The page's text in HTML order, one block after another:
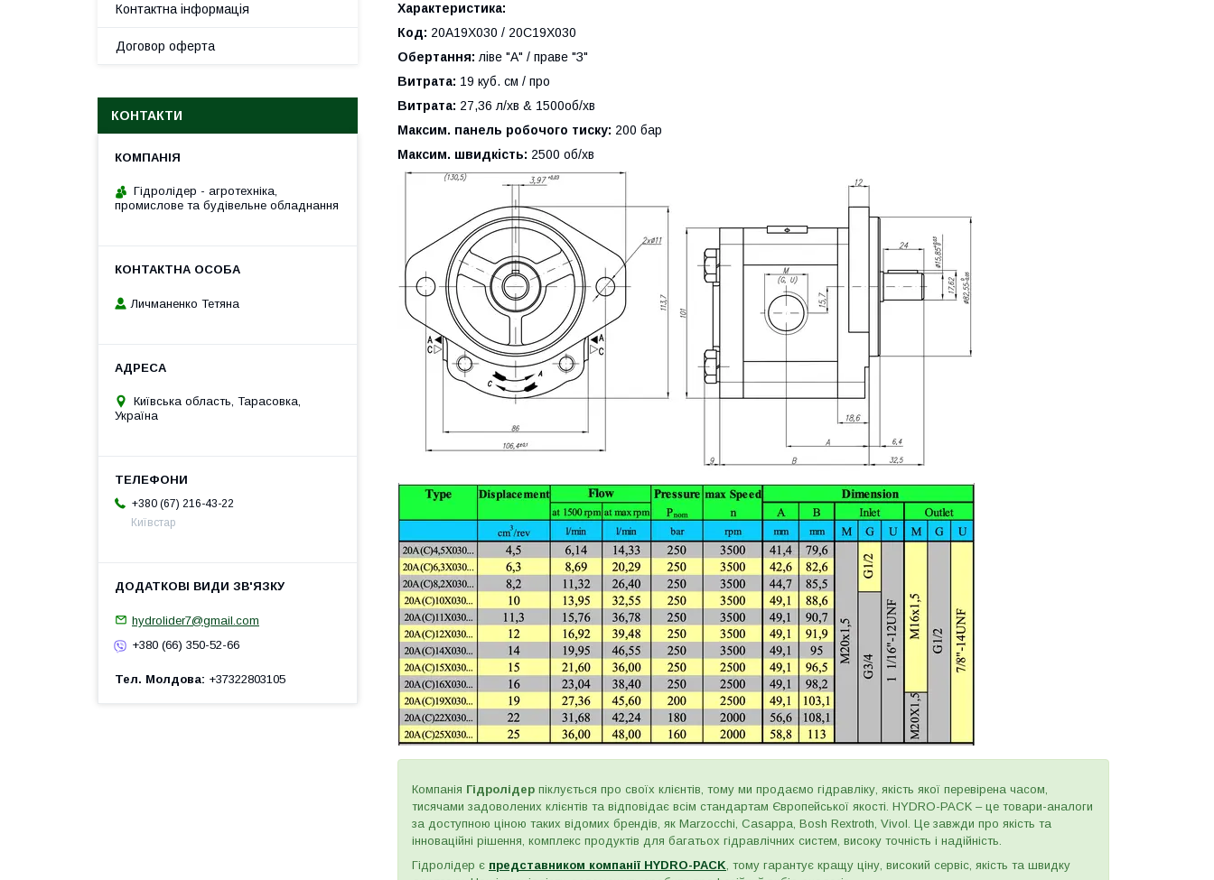
Характеристика:
Код: 20A19X030 / 20C19X030
Обертання:ліве "А" / праве "З"
Витрата: 19 куб. см / про
Витрата: 27,36 л/хв & 1500об/хв
Максим. панель робочого тиску: 200 бар
Максим. швидкість: 2500 об/хв
Компанія Гідролідер піклується про своїх клієнтів, тому ми продаємо гідравліку, якість якої перевірена часом,
тисячами задоволених клієнтів та відповідає всім стандартам Європейської якості. HYDRO-PACK – це товари-аналоги
за доступною ціною таких відомих брендів, як Marzocchi, Casappa, Bosh Rextroth, Vivol. Це завжди про якість та
інноваційні рішення, комплекс продуктів для багатьох гідравлічних систем, високу точність і надійність.
Гідролідер є представником компанії HYDRO-PACK, тому гарантує кращу ціну, високий сервіс, якість та швидку
Контактна інформація
Договор оферта
КОНТАКТИ
Гідролідер - агротехніка,
промислове та будівельне обладнання
Личманенко Тетяна
Київська область, Тарасовка,
Україна
+380 (67) 216-43-22
Київстар
hydrolider7@gmail.com
+380 (66) 350-52-66
Тел. Молдова +37322803105